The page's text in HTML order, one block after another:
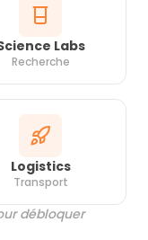
Labs
Recherche
Logistics
Transport
débloquer